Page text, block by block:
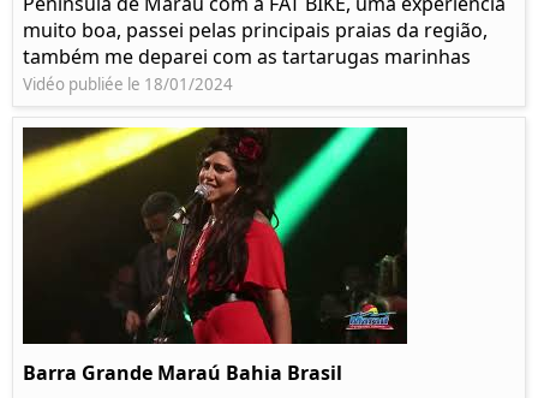
muito boa, passei pelas principais praias da região,
também me deparei com as tartarugas marinhas
Vidéo publiée le 18/01/2024
Barra Grande Maraú Bahia Brasil